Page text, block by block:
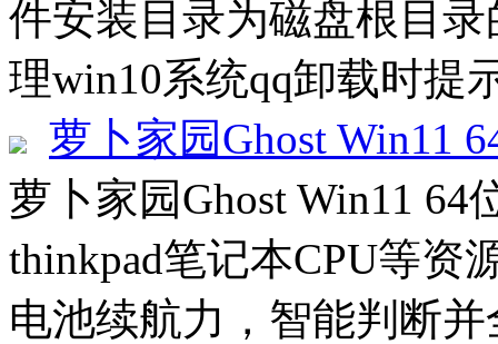
件安装目录为磁盘根目
理win10系统qq卸载时提
萝卜家园Ghost Win11
萝卜家园Ghost Win11 64
thinkpad笔记本CPU等资
电池续航力，智能判断